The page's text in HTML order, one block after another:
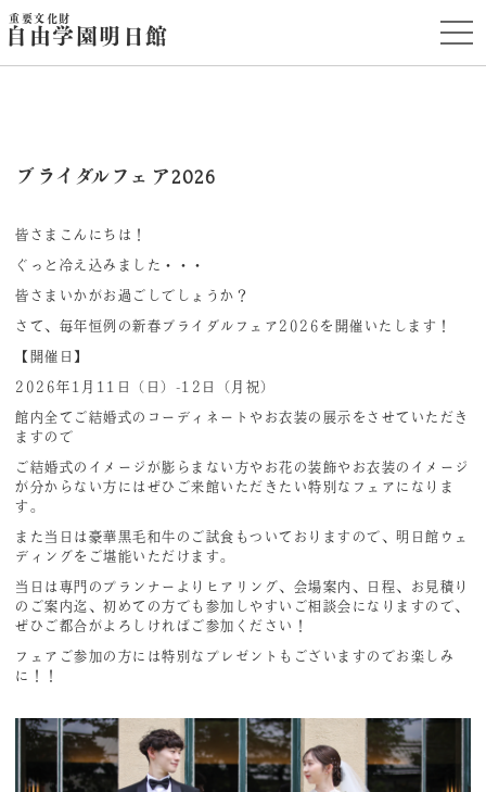
t
o
重要文化財
自由学園明日館
ブライダルフェア2026
皆さまこんにちは！
ぐっと冷え込みました・・・
皆さまいかがお過ごしでしょうか？
さて、毎年恒例の新春ブライダルフェア2026を開催いたします！
【開催日】
2026年1月11日（日）-12日（月祝）
館内全てご結婚式のコーディネートやお衣装の展示をさせていただき
ますので
ご結婚式のイメージが膨らまない方やお花の装飾やお衣装のイメージ
が分からない方にはぜひご来館いただきたい特別なフェアになりま
す。
また当日は豪華黒毛和牛のご試食もついておりますので、明日館ウェ
ディングをご堪能いただけます。
当日は専門のプランナーよりヒアリング、会場案内、日程、お見積り
のご案内迄、初めての方でも参加しやすいご相談会になりますので、
ぜひご都合がよろしければご参加ください！
フェアご参加の方には特別なプレゼントもございますのでお楽しみ
に！！